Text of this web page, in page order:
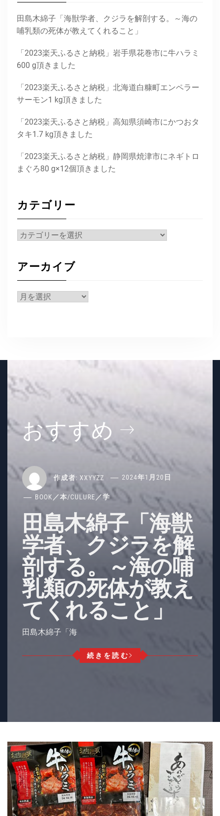
田島木綿子「海獣学者、クジラを解剖する。～海の
哺乳類の死体が教えてくれること」
「2023楽天ふるさと納税」岩手県花巻市に牛ハラミ
600 g頂きました
「2023楽天ふるさと納税」北海道白糠町エンペラー
サーモン1 kg頂きました
「2023楽天ふるさと納税」高知県須崎市にかつおタ
タキ1.7 kg頂きました
「2023楽天ふるさと納税」静岡県焼津市にネギトロ
まぐろ80 g×12個頂きました
カテゴリー
カ
リ
ー
アーカイブ
ア
おすすめ
作成者: XXYYZZ 2024年1月20日
BOOK／本/CULURE／学
田島木綿子「海獣
学者、クジラを解
剖する。～海の哺
乳類の死体が教え
てくれること」
田島木綿子「海
続きを読む